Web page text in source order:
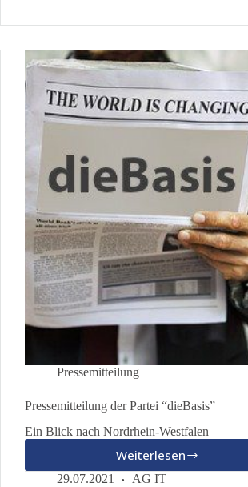
“dieBasis”
Pressemitteilung
Pressemitteilung der Partei “dieBasis”
Ein Blick nach Nordrhein-Westfalen
WeiterlesenPressemitteilung
der
29.07.2021 AG IT